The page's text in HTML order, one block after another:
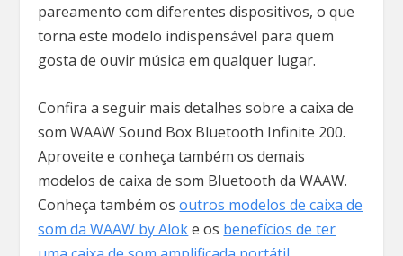
pareamento com diferentes dispositivos, o que
torna este modelo indispensável para quem
gosta de ouvir música em qualquer lugar.
Confira a seguir mais detalhes sobre a caixa de
som WAAW Sound Box Bluetooth Infinite 200.
Aproveite e conheça também os demais
modelos de caixa de som Bluetooth da WAAW.
Conheça também osoutros modelos de caixa de
som da WAAW by Aloke os benefícios de ter